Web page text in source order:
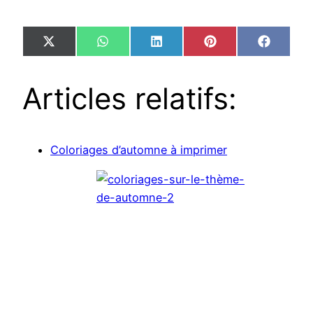
Share
on
X
(Twitter)
Share
on
WhatsAppShare
on
LinkedIn Share
on
Pinterest Share
on
Articles relatifs:
Coloriages d’automne à imprimer